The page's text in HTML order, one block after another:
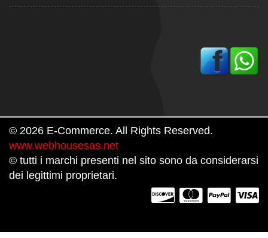
© 2026 E-Commerce. All Rights Reserved.
www.webhousesas.net
© tutti i marchi presenti nel sito sono da considerarsi
dei legittimi proprietari.